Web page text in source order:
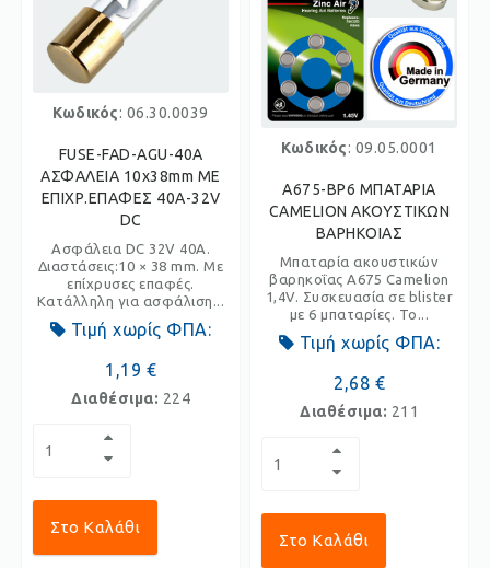
Κωδικός: 06.30.0039
FUSE-FAD-AGU-40A
ΑΣΦΑΛΕΙΑ 10x38mm ΜΕ
ΕΠΙΧΡ.ΕΠΑΦΕΣ 40Α-32V
DC
Ασφάλεια DC 32V 40A.
Διαστάσεις:10 × 38 mm. Με
επίχρυσες επαφές.
Κατάλληλη για ασφάλιση...
Τιμή χωρίς ΦΠΑ:
1,19 €
Διαθέσιμα: 224
Στο Καλάθι
Κωδικός: 09.05.0001
A675-BP6 ΜΠΑΤΑΡΙΑ
CAMELION ΑΚΟΥΣΤΙΚΩΝ
ΒΑΡΗΚΟΙΑΣ
Μπαταρία ακουστικών
βαρηκοΐας A675 Camelion
1,4V. Συσκευασία σε blister
με 6 μπαταρίες. Το...
Τιμή χωρίς ΦΠΑ:
2,68 €
Διαθέσιμα: 211
Στο Καλάθι